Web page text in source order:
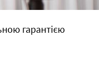
гарантією